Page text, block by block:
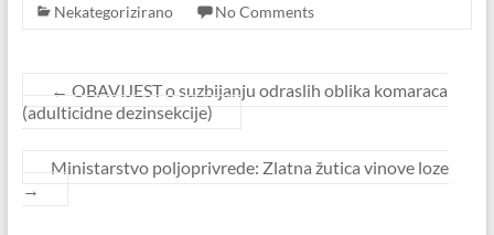
Nekategorizirano
No Comments
← OBAVIJEST o suzbijanju odraslih oblika komaraca
(adulticidne dezinsekcije)
Ministarstvo poljoprivrede: Zlatna žutica vinove loze
→